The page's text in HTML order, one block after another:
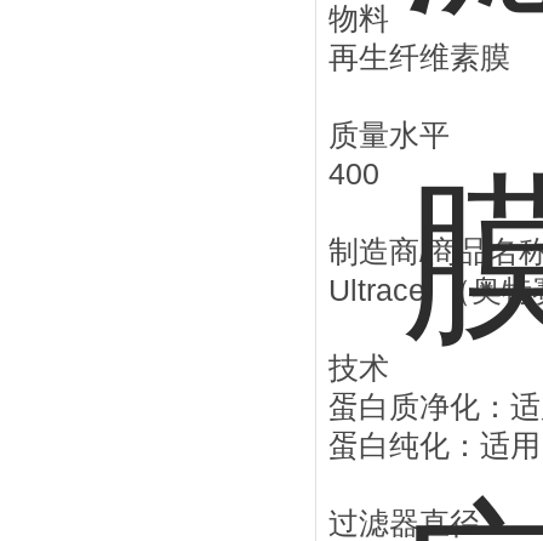
物料
再生纤维素膜
质量水平
400
制造商/商品名
Ultracel （奥
技术
蛋白质净化：
蛋白纯化：适
过滤器直径